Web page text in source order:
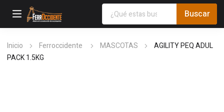
Inicio Ferroccidente MASCOTAS
AGILITY PEQ ADUL
PACK 1.5KG